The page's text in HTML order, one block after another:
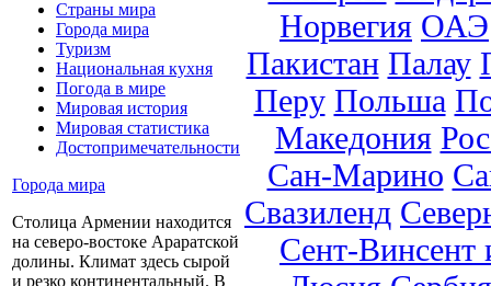
Страны мира
Города мира
Туризм
Национальная кухня
Погода в мире
Мировая история
Мировая статистика
Достопримечательности
Города мира
Столица Армении находится
на северо-востоке Араратской
долины. Климат здесь сырой
и резко континентальный. В
Норвегия ОАЭ
Пакистан Палау
Перу Польша
Македония
Сан-Марино
Свазиленд
Сент-Винсент